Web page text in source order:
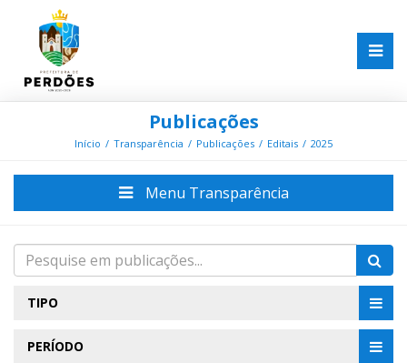
Publicações
Início Transparência Publicações Editais 2025
Menu Transparência
TIPO
PERÍODO